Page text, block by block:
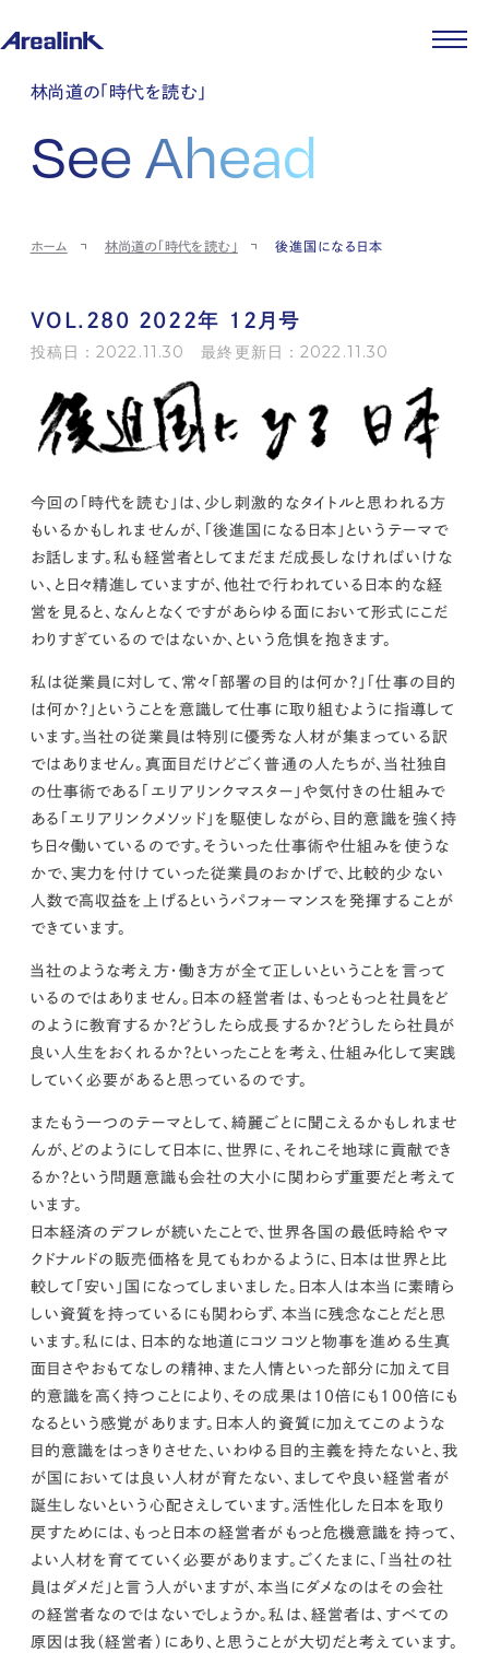
企業情報
企業理念
会社概要
コーポレートガバナンス
ストレージ事業
パートナー制度
土地権利整備事業
IR情報
IRカレンダー
IRポリシー
ストレージ室数実績
個人投資家の皆様へ
よくある質問・用語集
IRメール登録
ニュース
商品情報
先輩社員インタビュー
中途採用
お問い合わせ
kur
土地活用
エリアリンクグループ ジャパントランクル
カスタマーハラスメントポリ
シー
プライバシーポリシー
情報セキュリティ・DX方針及び戦略サイトマップ
©2025 AREALINK.
林尚道の「時代を読む」
See Ahead
ホーム 林尚道の「時代を読む」 後進国になる日本
VOL.280 2022年 12月号
投稿日：2022.11.30 最終更新日：2022.11.30
今回の「時代を読む」は、少し刺激的なタイトルと思われる方
もいるかもしれませんが、「後進国になる日本」というテーマで
お話します。私も経営者としてまだまだ成長しなければいけな
い、と日々精進していますが、他社で行われている日本的な経
営を見ると、なんとなくですがあらゆる面において形式にこだ
わりすぎているのではないか、という危惧を抱きます。
私は従業員に対して、常々「部署の目的は何か？」「仕事の目的
は何か？」ということを意識して仕事に取り組むように指導して
います。当社の従業員は特別に優秀な人材が集まっている訳
ではありません。真面目だけどごく普通の人たちが、当社独自
の仕事術である「エリアリンクマスター」や気付きの仕組みで
ある「エリアリンクメソッド」を駆使しながら、目的意識を強く持
ち日々働いているのです。そういった仕事術や仕組みを使うな
かで、実力を付けていった従業員のおかげで、比較的少ない
人数で高収益を上げるというパフォーマンスを発揮することが
できています。
当社のような考え方・働き方が全て正しいということを言って
いるのではありません。 日本の経営者は、もっともっと社員をど
のように教育するか？どうしたら成長するか？どうしたら社員が
良い人生をおくれるか？といったことを考え、仕組み化して実践
していく必要があると思っているのです。
またもう一つのテーマとして、綺麗ごとに聞こえるかもしれませ
んが、どのようにして日本に、世界に、それこそ地球に貢献でき
るか？という問題意識も会社の大小に関わらず重要だと考えて
います。
日本経済のデフレが続いたことで、世界各国の最低時給やマ
クドナルドの販売価格を見てもわかるように、日本は世界と比
較して「安い」国になってしまいました。日本人は本当に素晴ら
しい資質を持っているにも関わらず、本当に残念なことだと思
います。私には、日本的な地道にコツコツと物事を進める生真
面目さやおもてなしの精神、また人情といった部分に加えて目
的意識を高く持つことにより、その成果は10倍にも100倍にも
なるという感覚があります。 日本人的資質に加えてこのような
目的意識をはっきりさせた、いわゆる目的主義を持たないと、我
が国においては良い人材が育たない、ましてや良い経営者が
誕生しないという心配さえしています。 活性化した日本を取り
戻すためには、もっと日本の経営者がもっと危機意識を持って、
よい人材を育てていく必要があります。 ごくたまに、「当社の社
員はダメだ」と言う人がいますが、本当にダメなのはその会社
の経営者なのではないでしょうか。私は、経営者は、すべての
原因は我（経営者）にあり、と思うことが大切だと考えています。